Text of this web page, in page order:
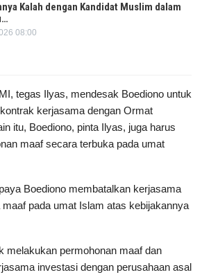
Kalah dengan Kandidat Muslim dalam
08:00
tegas Ilyas, mendesak Boediono untuk
kerjasama dengan Ormat
itu, Boediono, pinta Ilyas, juga harus
maaf secara terbuka pada umat
Boediono membatalkan kerjasama
pada umat Islam atas kebijakannya
melakukan permohonan maaf dan
investasi dengan perusahaan asal